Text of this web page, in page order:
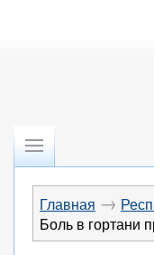
Главная →
Боль в гортани